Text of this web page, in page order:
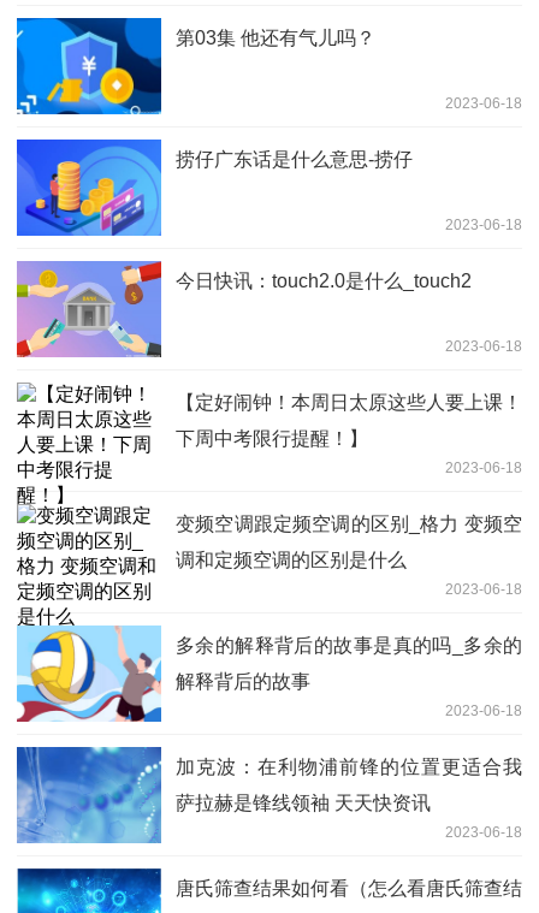
第03集 他还有气儿吗？
2023-06-18
捞仔广东话是什么意思-捞仔
2023-06-18
今日快讯：touch2.0是什么_touch2
2023-06-18
【定好闹钟！本周日太原这些人要上课！
下周中考限行提醒！】
2023-06-18
变频空调跟定频空调的区别_格力 变频空
调和定频空调的区别是什么
2023-06-18
多余的解释背后的故事是真的吗_多余的
解释背后的故事
2023-06-18
加克波：在利物浦前锋的位置更适合我
萨拉赫是锋线领袖 天天快资讯
2023-06-18
唐氏筛查结果如何看（怎么看唐氏筛查结